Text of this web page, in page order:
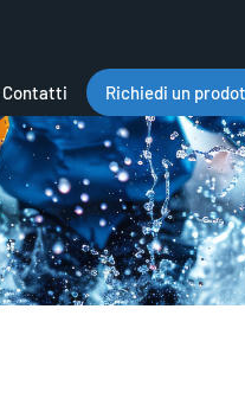
Contatti Richiedi un